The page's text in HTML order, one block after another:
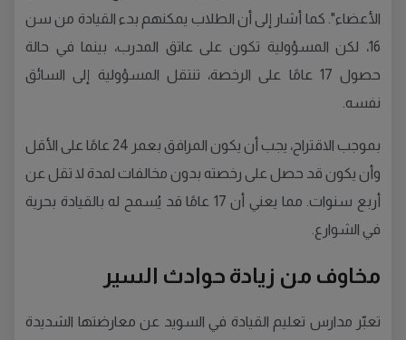
الأعضاء". كما أشار إلى أن الطلاب يمكنهم بدء القيادة من سن
16، لكن المسؤولية تكون على عاتق المدرب، بينما في حالة
حصول 17 عامًا على الرخصة، تنتقل المسؤولية إلى السائق
نفسه.
بموجب الاقتراح، يجب أن يكون المرافق بعمر 24 عامًا على الأقل
وأن يكون قد حصل على رخصته بدون مخالفات لمدة لا تقل عن
أربع سنوات. مما يعني أن 17 عامًا قد يُسمح له بالقيادة بحرية
في الشوارع.
مخاوف من زيادة حوادث السير
تعبّر مدارس تعليم القيادة في السويد عن معارضتها الشديدة